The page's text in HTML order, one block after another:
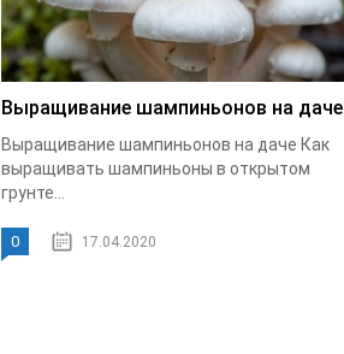
Выращивание шампиньонов на даче
Выращивание шампиньонов на даче Как
выращивать шампиньоны в открытом
грунте...
0 17.04.2020